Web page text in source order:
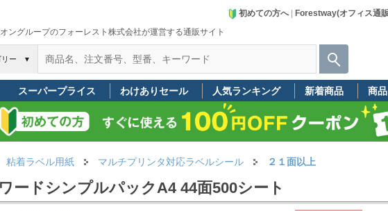
ングループのフォーレスト株式会社が運営する通販サイト
初めての方へ| Forestway(オフィス通
ー ▼
スーパープライス わけありセール 人気ランキング 新着商品 商
粘着ラベル用紙 マルチプリンタ対応ラベルシール ２１面以上
ードシンプルパックA4 44面500シート